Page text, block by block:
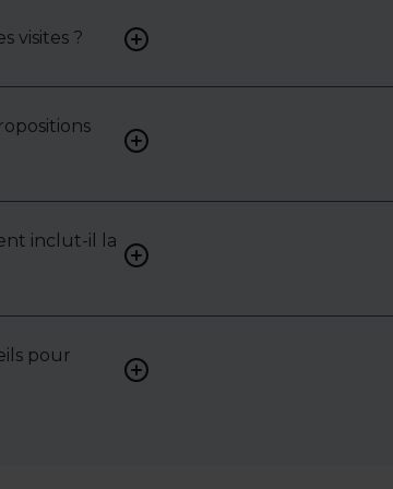
visites ?
Oui, nous organisons les
mettons en lumière ses
Bien sûr. Nos consultants
selon vos attentes et votre
inclut-il la
Oui, nous intervenons
bail ou les conditions de
pour
Absolument. Nous